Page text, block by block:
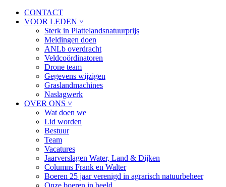
CONTACT
VOOR LEDEN ˅
Sterk in Plattelandsnatuurprijs
Meldingen doen
ANLb overdracht
Veldcoördinatoren
Drone team
Gegevens wijzigen
Graslandmachines
Naslagwerk
OVER ONS ˅
Wat doen we
Lid worden
Bestuur
Team
Vacatures
Jaarverslagen Water, Land & Dijken
Columns Frank en Walter
Boeren 25 jaar verenigd in agrarisch natuurbeheer
Onze boeren in beeld